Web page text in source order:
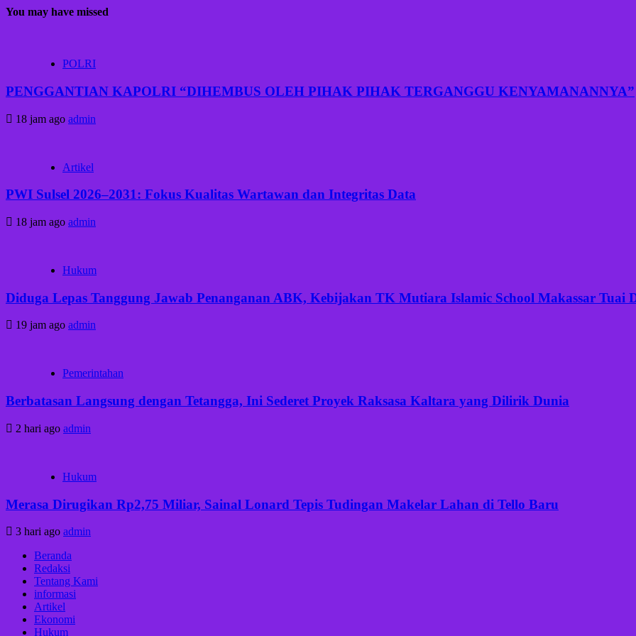
You may have missed
POLRI
PENGGANTIAN KAPOLRI “DIHEMBUS OLEH PIHAK PIHAK TERGANGGU KENYAMANANNYA”
18 jam ago admin
Artikel
PWI Sulsel 2026–2031: Fokus Kualitas Wartawan dan Integritas Data
18 jam ago admin
Hukum
Diduga Lepas Tanggung Jawab Penanganan ABK, Kebijakan TK Mutiara Islamic School Makassar Tuai
19 jam ago admin
Pemerintahan
Berbatasan Langsung dengan Tetangga, Ini Sederet Proyek Raksasa Kaltara yang Dilirik Dunia
2 hari ago admin
Hukum
Merasa Dirugikan Rp2,75 Miliar, Sainal Lonard Tepis Tudingan Makelar Lahan di Tello Baru
3 hari ago admin
Beranda
Redaksi
Tentang Kami
informasi
Artikel
Ekonomi
Hukum